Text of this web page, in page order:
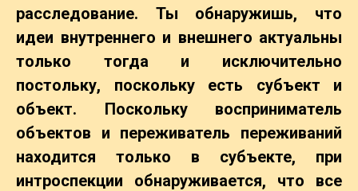
расследование. Ты обнаружишь, что
идеи внутреннего и внешнего актуальны
только тогда и исключительно
постольку, поскольку есть субъект и
объект. Поскольку восприниматель
объектов и переживатель переживаний
находится только в субъекте, при
интроспекции обнаруживается, что все